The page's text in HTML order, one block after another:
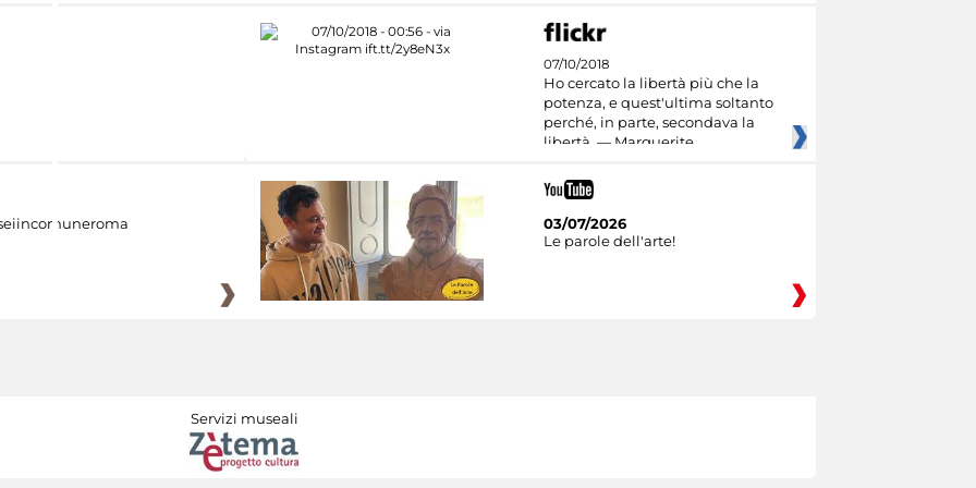
07/10/2018
Ho cercato la libertà più che la
potenza, e quest'ultima soltanto
perché, in parte, secondava la
libertà. — Marguerite
03/07/2026
Le parole dell'arte!
Servizi museali